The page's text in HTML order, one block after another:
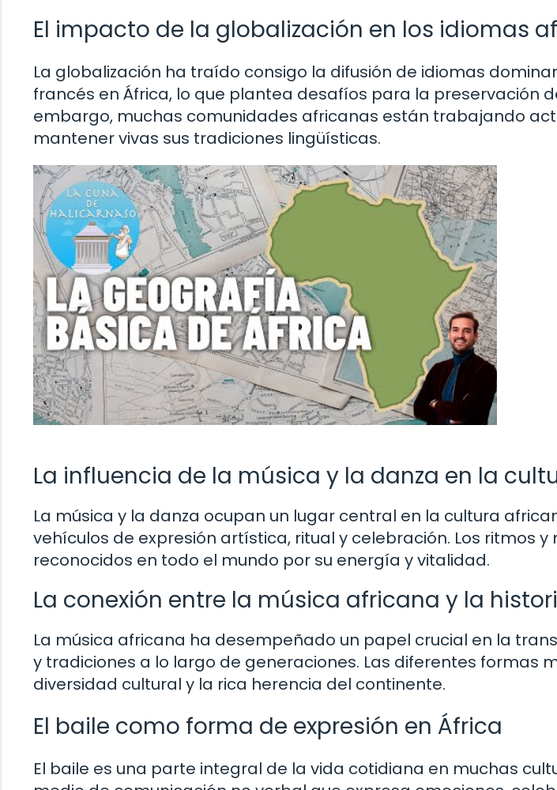
El impacto de la globalización en los idiomas
La globalización ha traído consigo la difusión de idiomas
francés en África, lo que plantea desafíos para la preservación
embargo, muchas comunidades africanas están trabajando
mantener vivas sus tradiciones lingüísticas.
La influencia de la música y la danza en la
La música y la danza ocupan un lugar central en la cultura
vehículos de expresión artística, ritual y celebración. Los ritmos
reconocidos en todo el mundo por su energía y vitalidad.
La conexión entre la música africana y la
La música africana ha desempeñado un papel crucial en la
y tradiciones a lo largo de generaciones. Las diferentes formas
diversidad cultural y la rica herencia del continente.
El baile como forma de expresión en África
El baile es una parte integral de la vida cotidiana en muchas